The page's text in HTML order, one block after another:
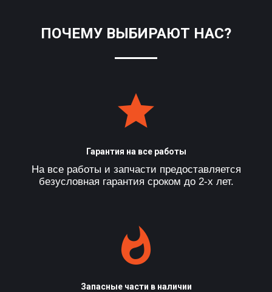
ПОЧЕМУ ВЫБИРАЮТ НАС?
Гарантия на все работы
На все работы и запчасти предоставляется
безусловная гарантия сроком до 2-х лет.
Запасные части в наличии